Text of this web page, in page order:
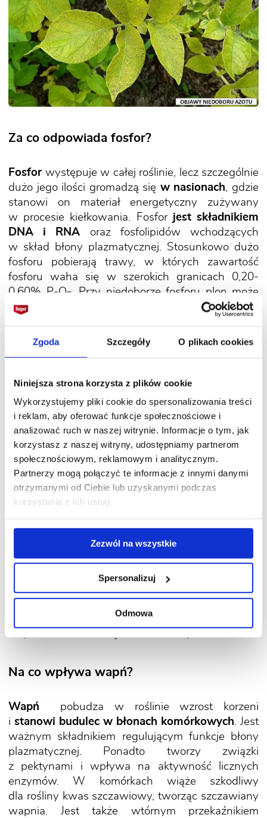
Zgoda Szczegóły O plikach cookies
Niniejsza strona korzysta z plików cookie
Wykorzystujemy pliki cookie do spersonalizowania treści
i reklam, aby oferować funkcje społecznościowe i
analizować ruch w naszej witrynie. Informacje o tym, jak
korzystasz z naszej witryny, udostępniamy partnerom
społecznościowym, reklamowym i analitycznym.
Partnerzy mogą połączyć te informacje z innymi danymi
otrzymanymi od Ciebie lub uzyskanymi podczas
korzystania z ich usług.
Zezwól na wszystkie
Spersonalizuj
Odmowa
Za co odpowiada fosfor?
Fosforwystępuje w całej roślinie, lecz szczególnie
dużo jego ilości gromadzą się w nasionach, gdzie
stanowi on materiał energetyczny zużywany
w procesie kiełkowania. Fosfor jest składnikiem
DNA i RNA oraz fosfolipidów wchodzących
w skład błony plazmatycznej. Stosunkowo dużo
fosforu pobierają trawy, w których zawartość
fosforu waha się w szerokich granicach 0,20-
0,60% P2O5. Przy niedoborze fosforu plon może
się nie obniżać przy dostatecznej ilości składników
może być znacznie gorsza, przy jednoczesnym
Jaką rolę pełni potas?
Potas-
jest składnikiem pokarmowym, który
rośliny pobierają w znacznych ilościach
Odgrywa znaczącą rolę w regulacji stosunków
wodnych w komórkach roślin. Ponadto steruje
ruchem aparatów szparkowych. Zwiększa
lub zmniejsza przepuszczalność błon oraz
Szczególnie dużo potasu pobierająrośliny
tworzące bulwy i cebuleoraz produkujące dużo
węglowodanów (cukrów, skrobi). Dobre
zaopatrzenie roślin w potas skutecznie
przeciwdziała wiotkości łodygoraz zmniejsza
Stwierdzono także dodatni wpływ potasu
Na co wpływa wapń?
Wapń pobudza w roślinie wzrost korzeni
i stanowi budulec w błonach komórkowych. Jest
ważnym składnikiem regulującym funkcje błony
plazmatycznej. Ponadto tworzy związki
z pektynami i wpływa na aktywność licznych
enzymów. W komórkach wiąże szkodliwy
dla rośliny kwas szczawiowy, tworząc szczawiany
wapnia. Jest także wtórnym przekaźnikiem